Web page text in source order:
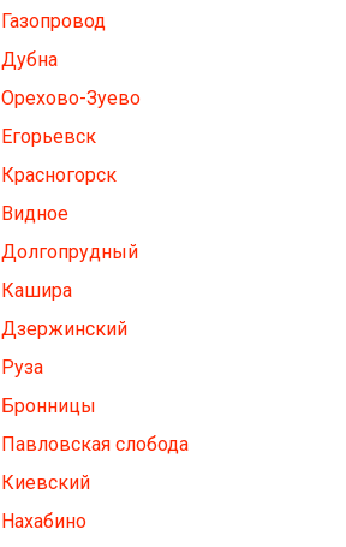
Газопровод
Дубна
Орехово-Зуево
Егорьевск
Красногорск
Видное
Долгопрудный
Кашира
Дзержинский
Руза
Бронницы
Павловская слобода
Киевский
Нахабино